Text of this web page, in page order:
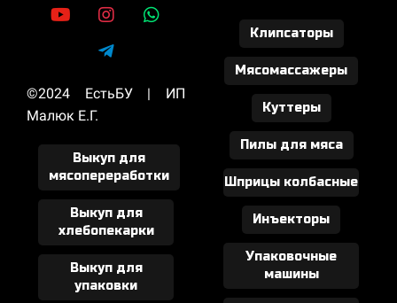
©2024 ЕстьБУ | ИП
Малюк Е.Г.
Выкуп для
мясопереработки
Выкуп для
хлебопекарки
Выкуп для
упаковки
Клипсаторы
Мясомассажеры
Куттеры
Пилы для мяса
Шприцы колбасные
Инъекторы
Упаковочные
машины